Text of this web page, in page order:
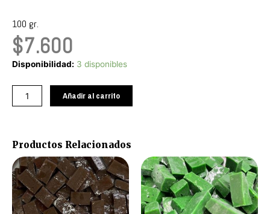
100 gr.
$7.600
Disponibilidad: 3 disponibles
Gris
cantidad
Añadir al carrito
Productos Relacionados